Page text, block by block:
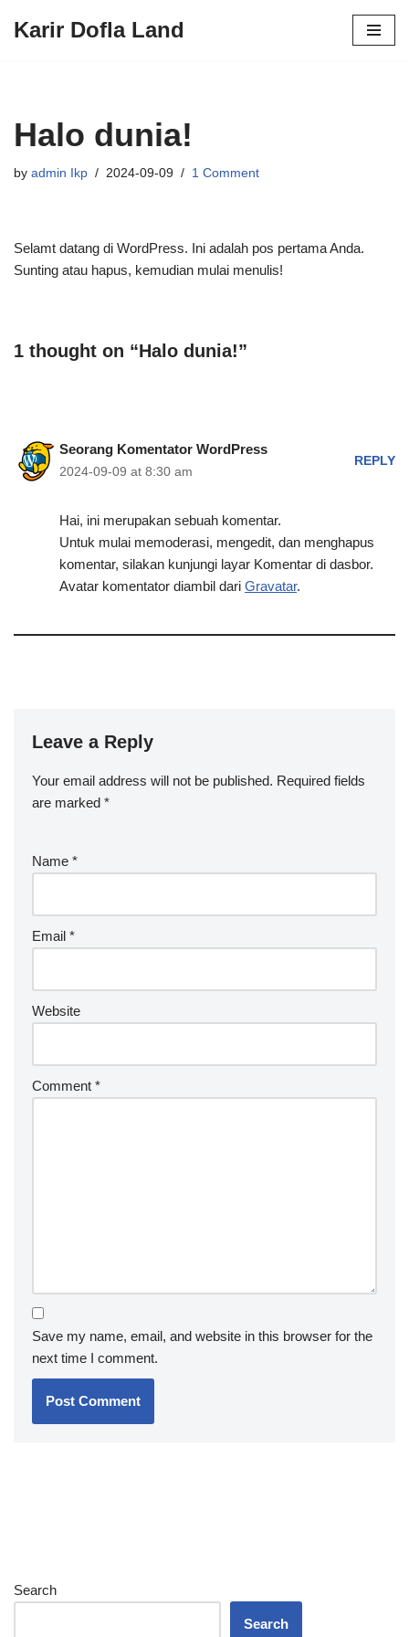
Karir Dofla Land
Halo dunia!
by admin Ikp 2024-09-09 1 Comment
Selamt datang di WordPress. Ini adalah pos pertama Anda.
Sunting atau hapus, kemudian mulai menulis!
1 thought on “Halo dunia!”
Seorang Komentator WordPress
2024-09-09 at 8:30 am
REPLY
Hai, ini merupakan sebuah komentar.
Untuk mulai memoderasi, mengedit, dan menghapus
komentar, silakan kunjungi layar Komentar di dasbor.
Avatar komentator diambil dari Gravatar.
Leave a Reply
Your email address will not be published. Required fields
are marked *
Name *
Email *
Website
Comment *
Save my name, email, and website in this browser for the
next time I comment.
Search
Search